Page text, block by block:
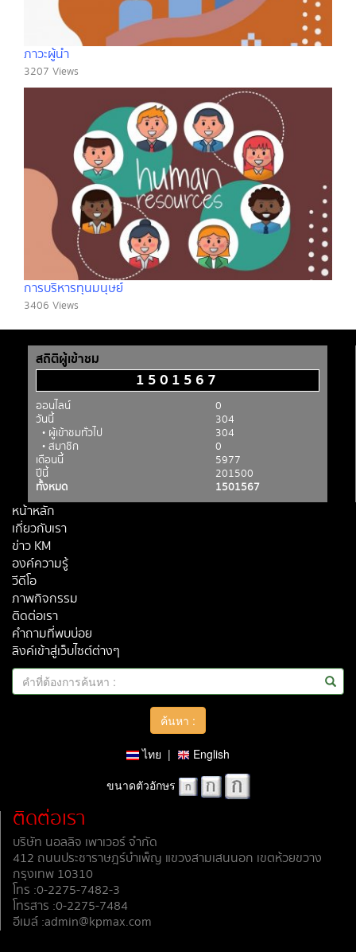
ภาวะผู้นำ
3207 Views
การบริหารทุนมนุษย์์
3406 Views
สถิติผู้เข้าชม
1501567
ออนไลน์
0
วันนี้
304
• ผู้เข้าชมทั่วไป
304
• สมาชิก
0
เดือนนี้
5977
ปีนี้
201500
ทั้งหมด
1501567
หน้าหลัก
เกี่ยวกับเรา
ข่าว KM
องค์ความรู้
วีดีโอ
ภาพกิจกรรม
ติดต่อเรา
คำถามที่พบบ่อย
ลิงค์เข้าสู่เว็บไซต์ต่างๆ
ไทย |
English
ขนาดตัวอักษร
ติดต่อเรา
บริษัท นอลลิจ เพาเวอร์ จำกัด
412 ถนนประชาราษฎร์บำเพ็ญ แขวงสามเสนนอก เขตห้วยขวาง
กรุงเทพ 10310
โทร :0-2275-7482-3
โทรสาร :0-2275-7484
อีเมล์ :admin@kpmax.com